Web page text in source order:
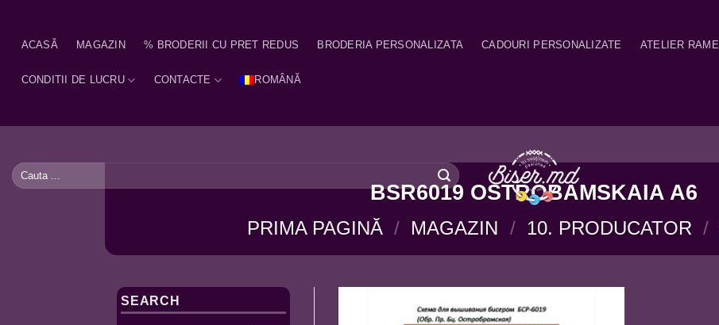
contentACASĂ MAGAZIN % BRODERII CU PRET REDUS BRODERIA PERSONALIZATA CADOURI PERSONALIZATE ATELIER RAME
CONDITII DE LUCRU CONTACTE ROMÂNĂ
Caută
după:
BSR6019 OSTROBAMSKAIA A6
PRIMA PAGINĂ / MAGAZIN / 10. PRODUCATOR /
SEARCH